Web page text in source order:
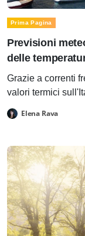
Prima Pagina
Previsioni
delle
Grazie a correnti
valori termici
Elena Rava